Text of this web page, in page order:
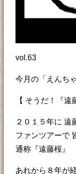
vol.63
今月の「えんち
【 そうだ！『
２０１５年に 遠
ファンツアーで
通称『遠藤桜』
あれから８年が